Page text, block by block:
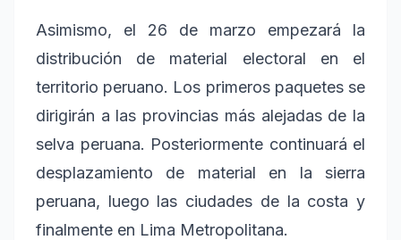
Asimismo, el 26 de marzo empezará la
distribución de material electoral en el
territorio peruano. Los primeros paquetes se
dirigirán a las provincias más alejadas de la
selva peruana. Posteriormente continuará el
desplazamiento de material en la sierra
peruana, luego las ciudades de la costa y
finalmente en Lima Metropolitana.